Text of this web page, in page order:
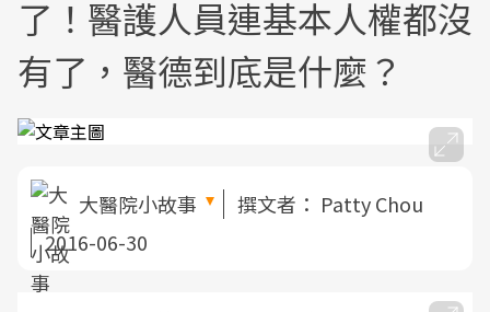
了！醫護人員連基本人權都沒
有了，醫德到底是什麼？
大醫院小故事 撰文者： Patty Chou
2016-06-30